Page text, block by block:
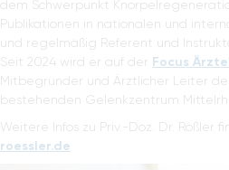
dem Schwerpunkt
Publikationen in nationalen und
und regelmäßig Referent und
Seit 2024 wird er auf der Focus
Mitbegründer und Ärztlicher Leiter
bestehenden Gelenkzentrum
Weitere Infos zu Priv.-Doz. Dr. Rößler
roessler.de